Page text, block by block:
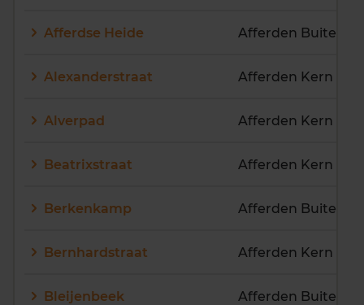
Q
R S U
V
Afferdse Heide
Alexanderstraat Afferden Kern
Alverpad Afferden Kern
Beatrixstraat Afferden Kern
Berkenkamp Afferden
Bernhardstraat Afferden Kern
Bleijenbeek Afferden